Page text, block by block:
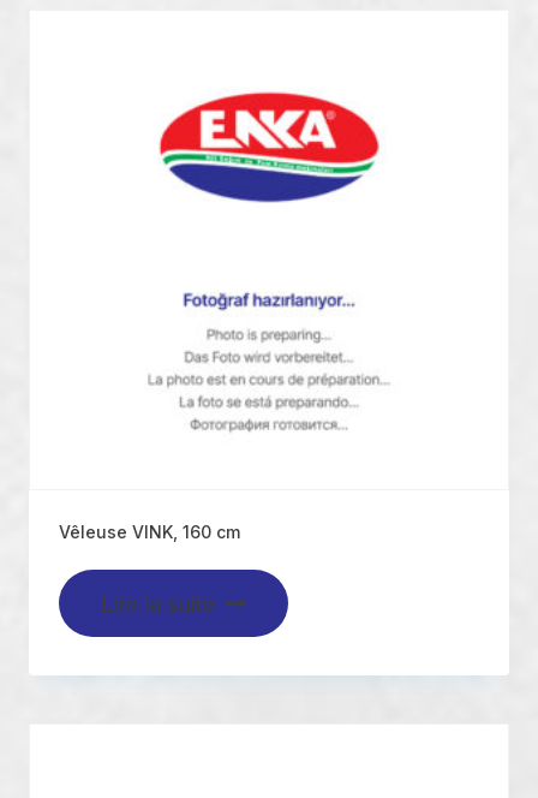
Vêleuse VINK, 160 cm
Lire la suite